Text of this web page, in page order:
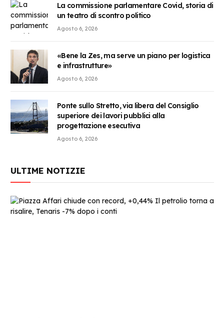
La commissione parlamentare Covid, storia di
un teatro di scontro politico
Agosto 6, 2026
«Bene la Zes, ma serve un piano per logistica
e infrastrutture»
Agosto 6, 2026
Ponte sullo Stretto, via libera del Consiglio
superiore dei lavori pubblici alla
progettazione esecutiva
Agosto 6, 2026
ULTIME NOTIZIE